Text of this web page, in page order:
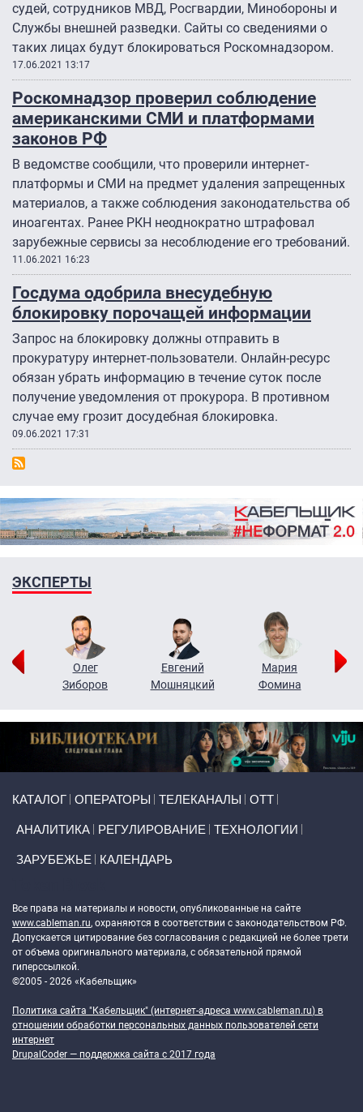
судей, сотрудников МВД, Росгвардии, Минобороны и
Службы внешней разведки. Сайты со сведениями о
таких лицах будут блокироваться Роскомнадзором.
17.06.2021 13:17
Роскомнадзор проверил соблюдение
американскими СМИ и платформами
законов РФ
В ведомстве сообщили, что проверили интернет-
платформы и СМИ на предмет удаления запрещенных
материалов, а также соблюдения законодательства об
иноагентах. Ранее РКН неоднократно штрафовал
зарубежные сервисы за несоблюдение его требований.
11.06.2021 16:23
Госдума одобрила внесудебную
блокировку порочащей информации
Запрос на блокировку должны отправить в
прокуратуру интернет-пользователи. Онлайн-ресурс
обязан убрать информацию в течение суток после
получение уведомления от прокурора. В противном
случае ему грозит досудебная блокировка.
09.06.2021 17:31
ЭКСПЕРТЫ
Олег
Зиборов
Евгений
Мошняцкий
Мария
Фомина
КАТАЛОГ ОПЕРАТОРЫ ТЕЛЕКАНАЛЫ ОТТ
АНАЛИТИКА РЕГУЛИРОВАНИЕ ТЕХНОЛОГИИ
ЗАРУБЕЖЬЕ КАЛЕНДАРЬ
Все права на материалы и новости, опубликованные на сайте
www.cableman.ru, охраняются в соответствии с законодательством РФ.
Допускается цитирование без согласования с редакцией не более трети
от объема оригинального материала, с обязательной прямой
гиперссылкой.
©2005 - 2026 «Кабельщик»
Политика сайта "Кабельщик" (интернет-адреса www.cableman.ru) в
отношении обработки персональных данных пользователей сети
интернет
DrupalCoder — поддержка сайта c 2017 года